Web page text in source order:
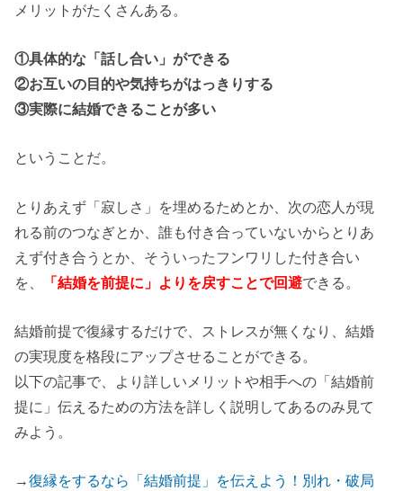
メリットがたくさんある。
①具体的な「話し合い」ができる
②お互いの目的や気持ちがはっきりする
③実際に結婚できることが多い
ということだ。
とりあえず「寂しさ」を埋めるためとか、次の恋人が現
れる前のつなぎとか、誰も付き合っていないからとりあ
えず付き合うとか、そういったフンワリした付き合い
を、
「結婚を前提に」よりを戻すことで回避できる。
結婚前提で復縁するだけで、ストレスが無くなり、結婚
の実現度を格段にアップさせることができる。
以下の記事で、より詳しいメリットや相手への「結婚前
提に」伝えるための方法を詳しく説明してあるのみ見て
みよう。
→復縁をするなら「結婚前提」を伝えよう！別れ・破局